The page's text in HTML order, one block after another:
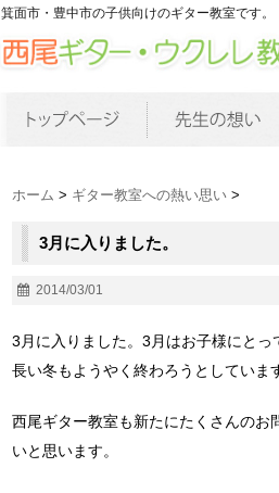
箕面市・豊中市の子供向けのギター教室です。
ホーム > ギター教室への熱い思い >
3月に入りました。
2014/03/01
3月に入りました。3月はお子様にとっ
長い冬もようやく終わろうとしていま
西尾ギター教室も新たにたくさんのお
いと思います。